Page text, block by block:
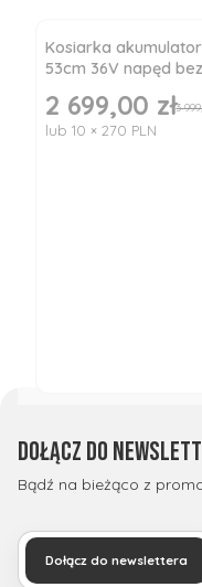
Kosiarka
53cm 36V napęd
Cena promocyjna
2 699,00 zł3
lub 10 × 270 PLN
Dołącz do
Bądź na bieżąco z
Dołącz do newslettera